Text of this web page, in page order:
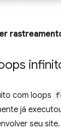
com loops
já
seu